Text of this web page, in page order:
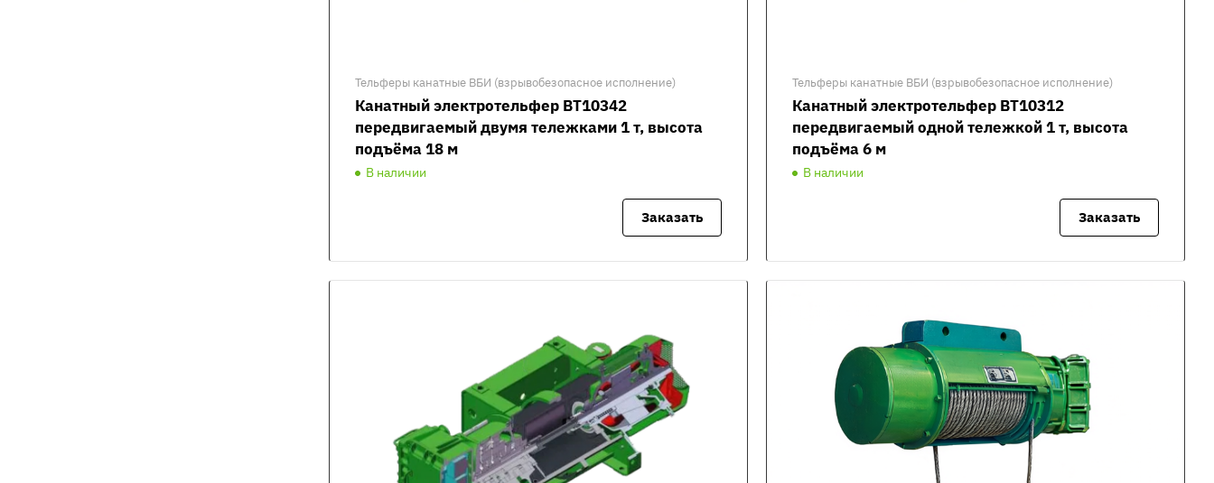
Тельферы канатные ВБИ (взрывобезопасное исполнение)
Канатный электротельфер ВТ10342
передвигаемый двумя тележками 1 т, высота
подъёма 18 м
В наличии
Заказать
Тельферы канатные ВБИ (взрывобезопасное исполнение)
Канатный электротельфер ВТ10312
передвигаемый одной тележкой 1 т, высота
подъёма 6 м
В наличии
Заказать